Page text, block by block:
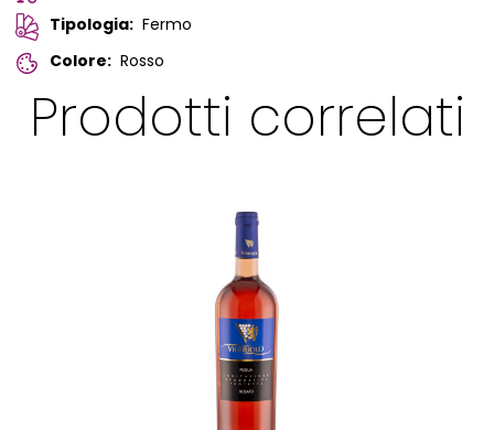
Tipologia: Fermo
Colore: Rosso
Prodotti correlati